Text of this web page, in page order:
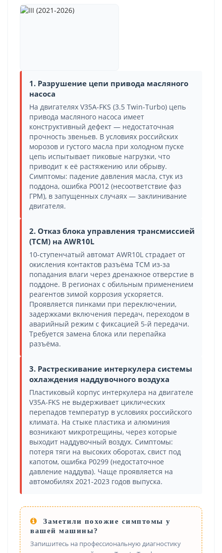
1. Разрушение цепи привода масляного
насоса
На двигателях V35A-FKS (3.5 Twin-Turbo) цепь
привода масляного насоса имеет
конструктивный дефект — недостаточная
прочность звеньев. В условиях российских
морозов и густого масла при холодном пуске
цепь испытывает пиковые нагрузки, что
приводит к её растяжению или обрыву.
Симптомы: падение давления масла, стук из
поддона, ошибка P0012 (несоответствие фаз
ГРМ), в запущенных случаях — заклинивание
двигателя.
2. Отказ блока управления трансмиссией
(TCM) на AWR10L
10-ступенчатый автомат AWR10L страдает от
окисления контактов разъёма TCM из-за
попадания влаги через дренажное отверстие в
поддоне. В регионах с обильным применением
реагентов зимой коррозия ускоряется.
Проявляется пинками при переключении,
задержками включения передач, переходом в
аварийный режим с фиксацией 5-й передачи.
Требуется замена блока или перепайка
разъёма.
3. Растрескивание интеркулера системы
охлаждения наддувочного воздуха
Пластиковый корпус интеркулера на двигателе
V35A-FKS не выдерживает циклических
перепадов температур в условиях российского
климата. На стыке пластика и алюминия
возникают микротрещины, через которые
выходит наддувочный воздух. Симптомы:
потеря тяги на высоких оборотах, свист под
капотом, ошибка P0299 (недостаточное
давление наддува). Чаще проявляется на
автомобилях 2021-2023 годов выпуска.
Заметили похожие симптомы у
вашей машины?
Запишитесь на профессиональную диагностику